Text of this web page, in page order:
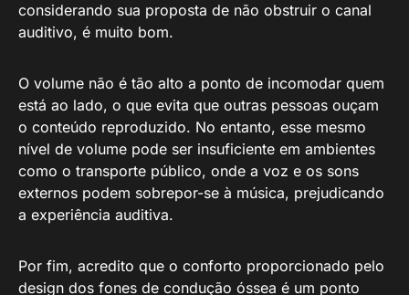
considerando sua proposta de não obstruir o canal
auditivo, é muito bom.
O volume não é tão alto a ponto de incomodar quem
está ao lado, o que evita que outras pessoas ouçam
o conteúdo reproduzido. No entanto, esse mesmo
nível de volume pode ser insuficiente em ambientes
como o transporte público, onde a voz e os sons
externos podem sobrepor-se à música, prejudicando
a experiência auditiva.
Por fim, acredito que o conforto proporcionado pelo
design dos fones de condução óssea é um ponto